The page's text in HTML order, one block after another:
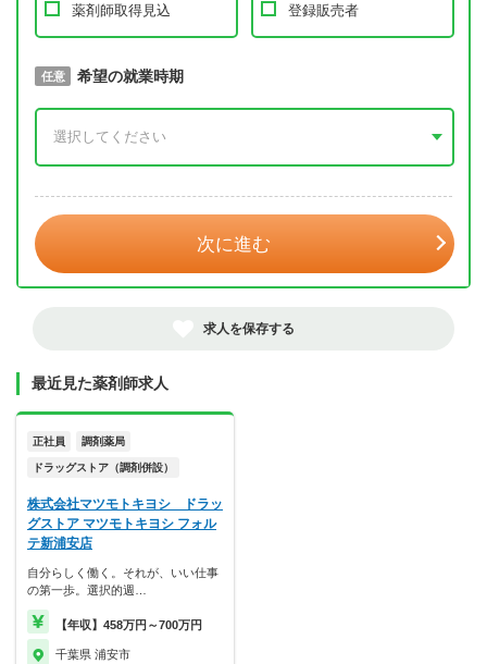
薬剤師取得見込 登録販売者
必須 取得予定年
任意 希望の就業時期
次に進む
求人を保存する
最近見た薬剤師求人
正社員 調剤薬局
ドラッグストア（調剤併設）
株式会社マツモトキヨシ ドラッ
グストア マツモトキヨシ フォル
テ新浦安店
自分らしく働く。それが、いい仕事
の第一歩。選択的週…
【年収】458万円～700万円
千葉県 浦安市